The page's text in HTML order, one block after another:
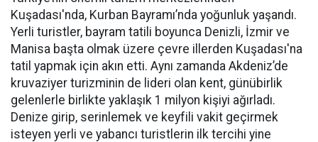
Kuşadası'nda, Kurban Bayramı’nda yoğunluk yaşandı.
Yerli turistler, bayram tatili boyunca Denizli, İzmir ve
Manisa başta olmak üzere çevre illerden Kuşadası'na
tatil yapmak için akın etti. Aynı zamanda Akdeniz’de
kruvaziyer turizminin de lideri olan kent, günübirlik
gelenlerle birlikte yaklaşık 1 milyon kişiyi ağırladı.
Denize girip, serinlemek ve keyfili vakit geçirmek
isteyen yerli ve yabancı turistlerin ilk tercihi yine